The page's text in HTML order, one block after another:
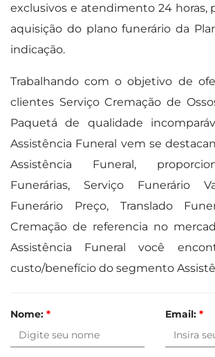
exclusivos e atendimento 24 horas,
aquisição do plano funerário da
indicação.
Trabalhando com o objetivo de
clientes Serviço Cremação de
Paquetá de qualidade
Assistência Funeral vem se
Assistência Funeral,
Funerárias, Serviço Funerário
Funerário Preço, Translado
Cremação de referencia no
Assistência Funeral você
custo/benefício do segmento
Nome: * Email: *